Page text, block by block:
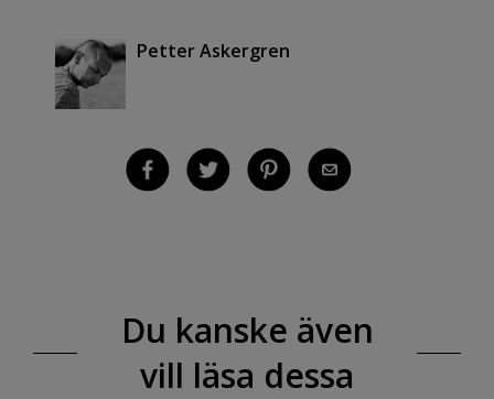
Petter Askergren
Du kanske även
vill läsa dessa